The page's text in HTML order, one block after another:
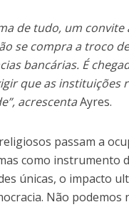
de tudo, um convite
se compra a troco
bancárias. É
que as instituições
acrescentaAyres.
passam a
como instrumento
únicas, o impacto
Não